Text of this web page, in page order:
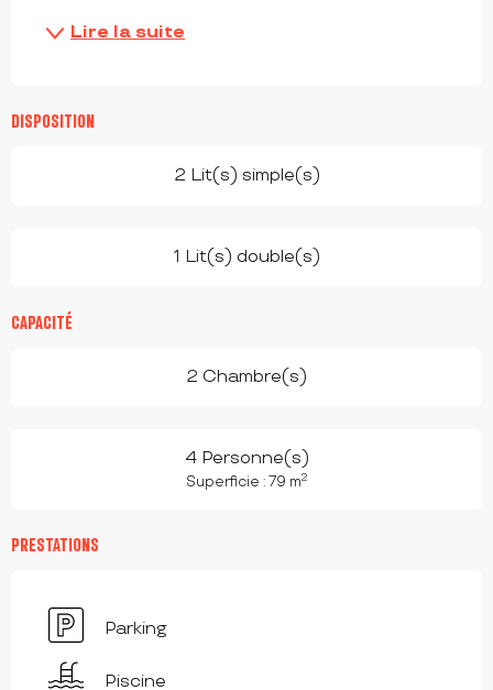
Lire la suite
DISPOSITION
2 Lit(s) simple(s)
1 Lit(s) double(s)
CAPACITÉ
2 Chambre(s)
4 Personne(s)
Superficie : 79 m2
PRESTATIONS
Parking
Piscine